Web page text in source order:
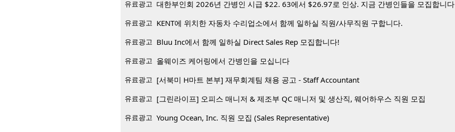
유료광고 대한부인회 2026년 간병인 시급 $22. 63에서 $26.97로 인상. 지금 간병인들을 모집합니다
유료광고 KENT에 위치한 자동차 수리업소에서 함께 일하실 직원/사무직원 구합니다.
유료광고 Bluu Inc에서 함께 일하실 Direct Sales Rep 모집합니다!
유료광고 올웨이즈 케어링에서 간병인을 모십니다
유료광고 [서북미 H마트 본부] 재무회계팀 채용 공고 - Staff Accountant
유료광고 [그린라이프] 오피스 매니저 & 제조부 QC 매니저 및 생산직, 웨어하우스 직원 모집
유료광고 Young Ocean, Inc. 직원 모집 (Sales Representative)